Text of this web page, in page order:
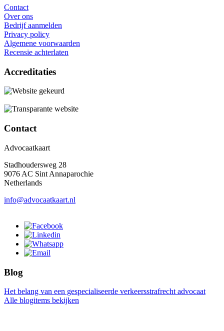
Contact
Over ons
Bedrijf aanmelden
Privacy policy
Algemene voorwaarden
Recensie achterlaten
Accreditaties
Contact
Advocaatkaart
Stadhoudersweg 28
9076 AC Sint Annaparochie
Netherlands
info@advocaatkaart.nl
Blog
Het belang van een gespecialiseerde verkeersstrafrecht advocaat
Alle blogitems bekijken